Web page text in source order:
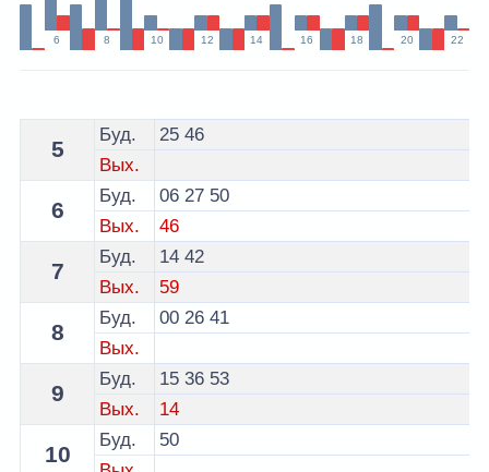
6 8 10 12 14 16 18 20 22
Расписание 26 автобуса Гродно - остановка
5
Буд. 25 46
Вых.
6
Буд. 06 27 50
Вых.
46
7
Буд. 14 42
Вых.
59
8
Буд. 00 26 41
Вых.
9
Буд. 15 36 53
Вых.
14
10
Буд.
50